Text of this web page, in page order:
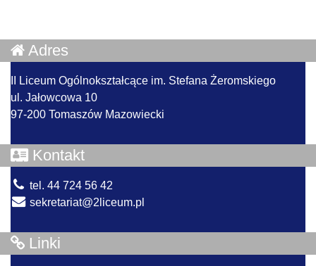
Adres
II Liceum Ogólnokształcące im. Stefana Żeromskiego
ul. Jałowcowa 10
97-200 Tomaszów Mazowiecki
Kontakt
tel. 44 724 56 42
sekretariat@2liceum.pl
Linki